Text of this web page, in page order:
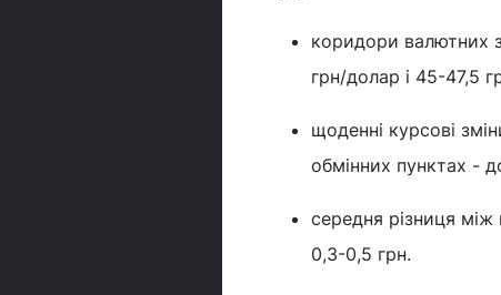
коридори валютних
грн/долар і 45-47,5
щоденні курсові
обмінних пунктах -
середня різниця
0,3-0,5 грн.